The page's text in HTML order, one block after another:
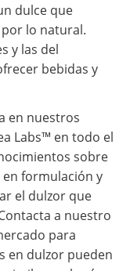
dulce que
lo natural.
y las del
bebidas y
en nuestros
Labs™ en todo el
sobre
formulación y
el dulzor que
a nuestro
para
en dulzor pueden